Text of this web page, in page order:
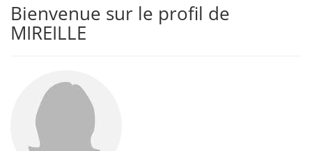
Bienvenue sur le profil de
MIREILLE